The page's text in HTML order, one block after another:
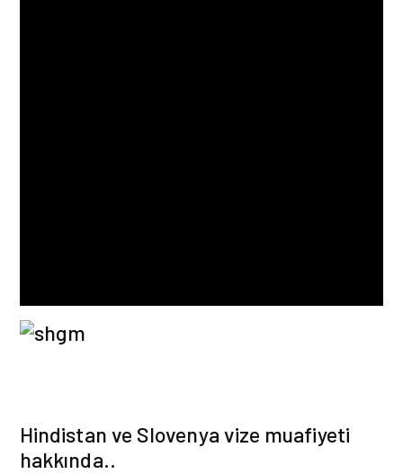
Hindistan ve Slovenya vize muafiyeti
hakkında..